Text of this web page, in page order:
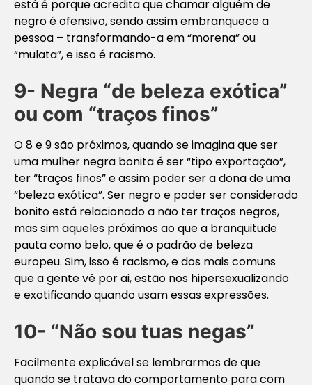
está é porque acredita que chamar alguém de
negro é ofensivo, sendo assim embranquece a
pessoa – transformando-a em “morena” ou
“mulata”, e isso é racismo.
9- Negra “de beleza exótica”
ou com “traços finos”
O 8 e 9 são próximos, quando se imagina que ser
uma mulher negra bonita é ser “tipo exportação”,
ter “traços finos” e assim poder ser a dona de uma
“beleza exótica”. Ser negro e poder ser considerado
bonito está relacionado a não ter traços negros,
mas sim aqueles próximos ao que a branquitude
pauta como belo, que é o padrão de beleza
europeu. Sim, isso é racismo, e dos mais comuns
que a gente vê por ai, estão nos hipersexualizando
e exotificando quando usam essas expressões.
10- “Não sou tuas negas”
Facilmente explicável se lembrarmos de que
quando se tratava do comportamento para com